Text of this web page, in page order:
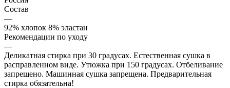
Состав
—
92% хлопок 8% эластан
Рекомендации по уходу
—
Деликатная стирка при 30 градусах. Естественная сушка в
расправленном виде. Утюжка при 150 градусах. Отбеливание
запрещено. Машинная сушка запрещена. Предварительная
стирка обязательна!